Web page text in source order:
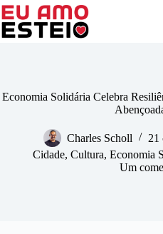
Pular
para
Economia Solidária Celebra
Charles Scholl
21
Cidade, Cultura, Economia
Um